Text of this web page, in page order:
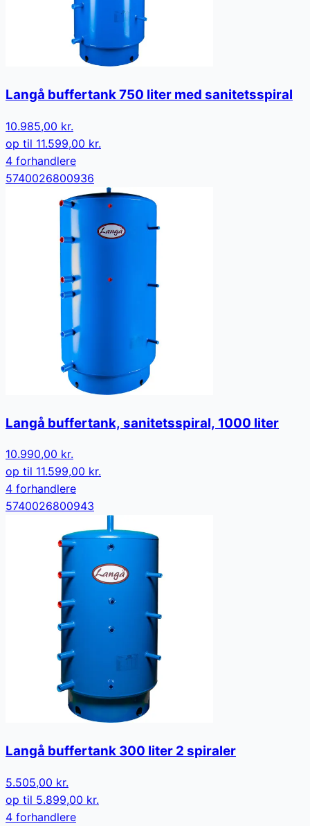
Langå buffertank 750 liter med sanitetsspiral
10.985,00 kr.
op til 11.599,00 kr.
4 forhandlere
5740026800936
Langå buffertank, sanitetsspiral, 1000 liter
10.990,00 kr.
op til 11.599,00 kr.
4 forhandlere
5740026800943
Langå buffertank 300 liter 2 spiraler
5.505,00 kr.
op til 5.899,00 kr.
4 forhandlere